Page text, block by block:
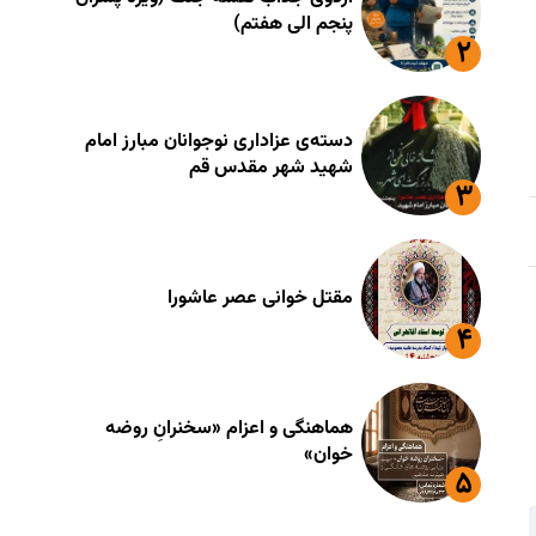
پنجم الی هفتم)
دسته‌ی عزاداری نوجوانان مبارز امام
شهید شهر مقدس قم
مقتل خوانی عصر عاشورا
هماهنگی و اعزام «سخنرانِ روضه
خوان»